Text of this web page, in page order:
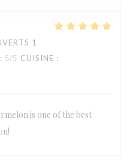
1
: 5/5 CUISINE :
is one of the best